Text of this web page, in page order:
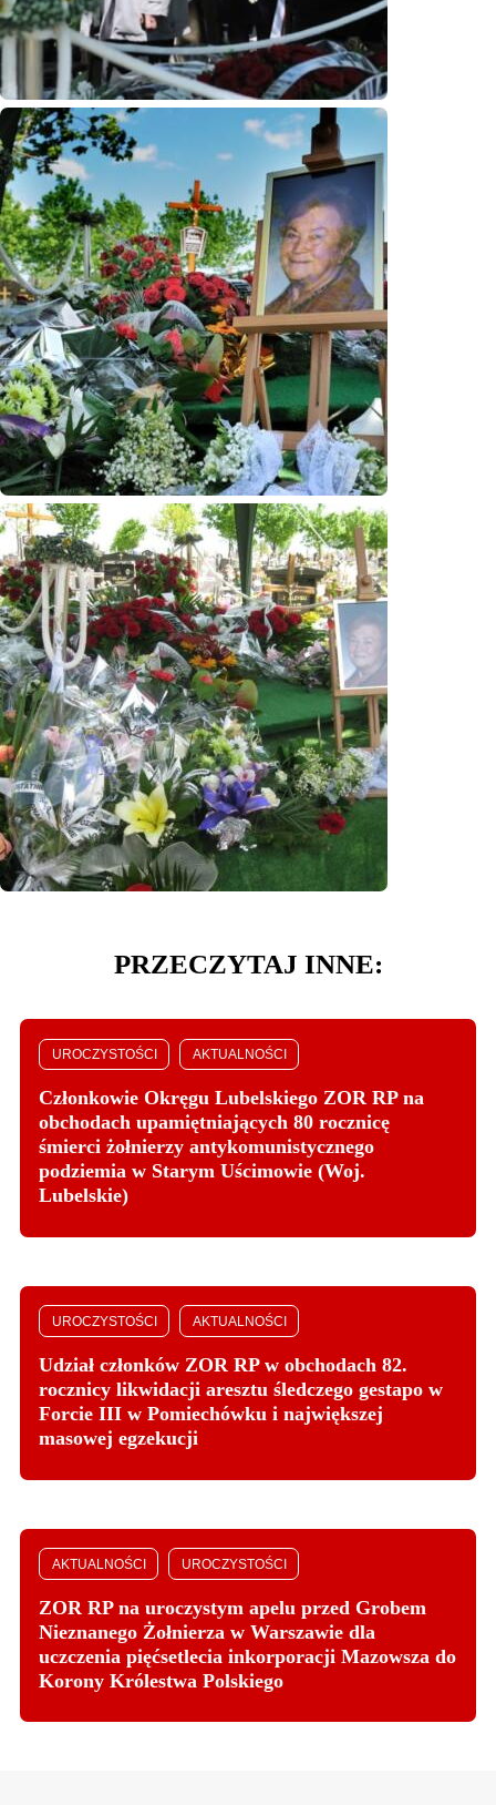
PRZECZYTAJ INNE:
UROCZYSTOŚCI AKTUALNOŚCI
Członkowie Okręgu Lubelskiego ZOR RP na
obchodach upamiętniających 80 rocznicę
śmierci żołnierzy antykomunistycznego
podziemia w Starym Uścimowie (Woj.
Lubelskie)
UROCZYSTOŚCI AKTUALNOŚCI
Udział członków ZOR RP w obchodach 82.
rocznicy likwidacji aresztu śledczego gestapo w
Forcie III w Pomiechówku i największej
masowej egzekucji
AKTUALNOŚCI UROCZYSTOŚCI
ZOR RP na uroczystym apelu przed Grobem
Nieznanego Żołnierza w Warszawie dla
uczczenia pięćsetlecia inkorporacji Mazowsza do
Korony Królestwa Polskiego